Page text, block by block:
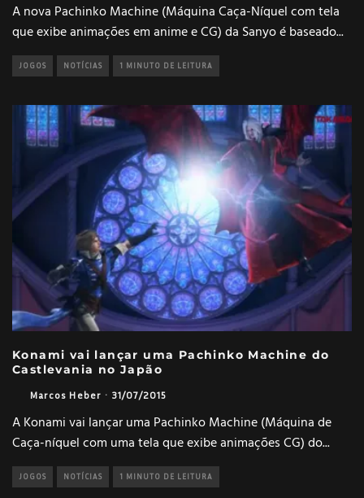
A nova Pachinko Machine (Máquina Caça-Níquel com tela
que exibe animações em anime e CG) da Sanyo é baseado...
JOGOS NOTÍCIAS 1 MINUTO DE LEITURA
Konami vai lançar uma Pachinko Machine do
Castlevania no Japão
Marcos Heber · 31/07/2015
A Konami vai lançar uma Pachinko Machine (Máquina de
Caça-níquel com uma tela que exibe animações CG) do...
JOGOS NOTÍCIAS 1 MINUTO DE LEITURA